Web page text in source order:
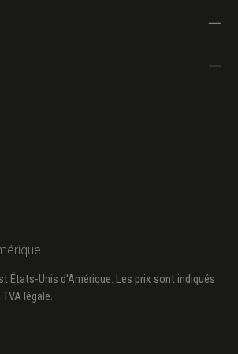
(Weihnachten/
États-Unis d'Amérique. Les prix sont indiqués
légale.